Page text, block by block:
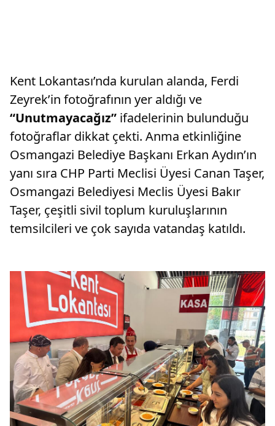
Kent Lokantası’nda kurulan alanda, Ferdi
Zeyrek’in fotoğrafının yer aldığı ve
“Unutmayacağız” ifadelerinin bulunduğu
fotoğraflar dikkat çekti. Anma etkinliğine
Osmangazi Belediye Başkanı Erkan Aydın’ın
yanı sıra CHP Parti Meclisi Üyesi Canan Taşer,
Osmangazi Belediyesi Meclis Üyesi Bakır
Taşer, çeşitli sivil toplum kuruluşlarının
temsilcileri ve çok sayıda vatandaş katıldı.